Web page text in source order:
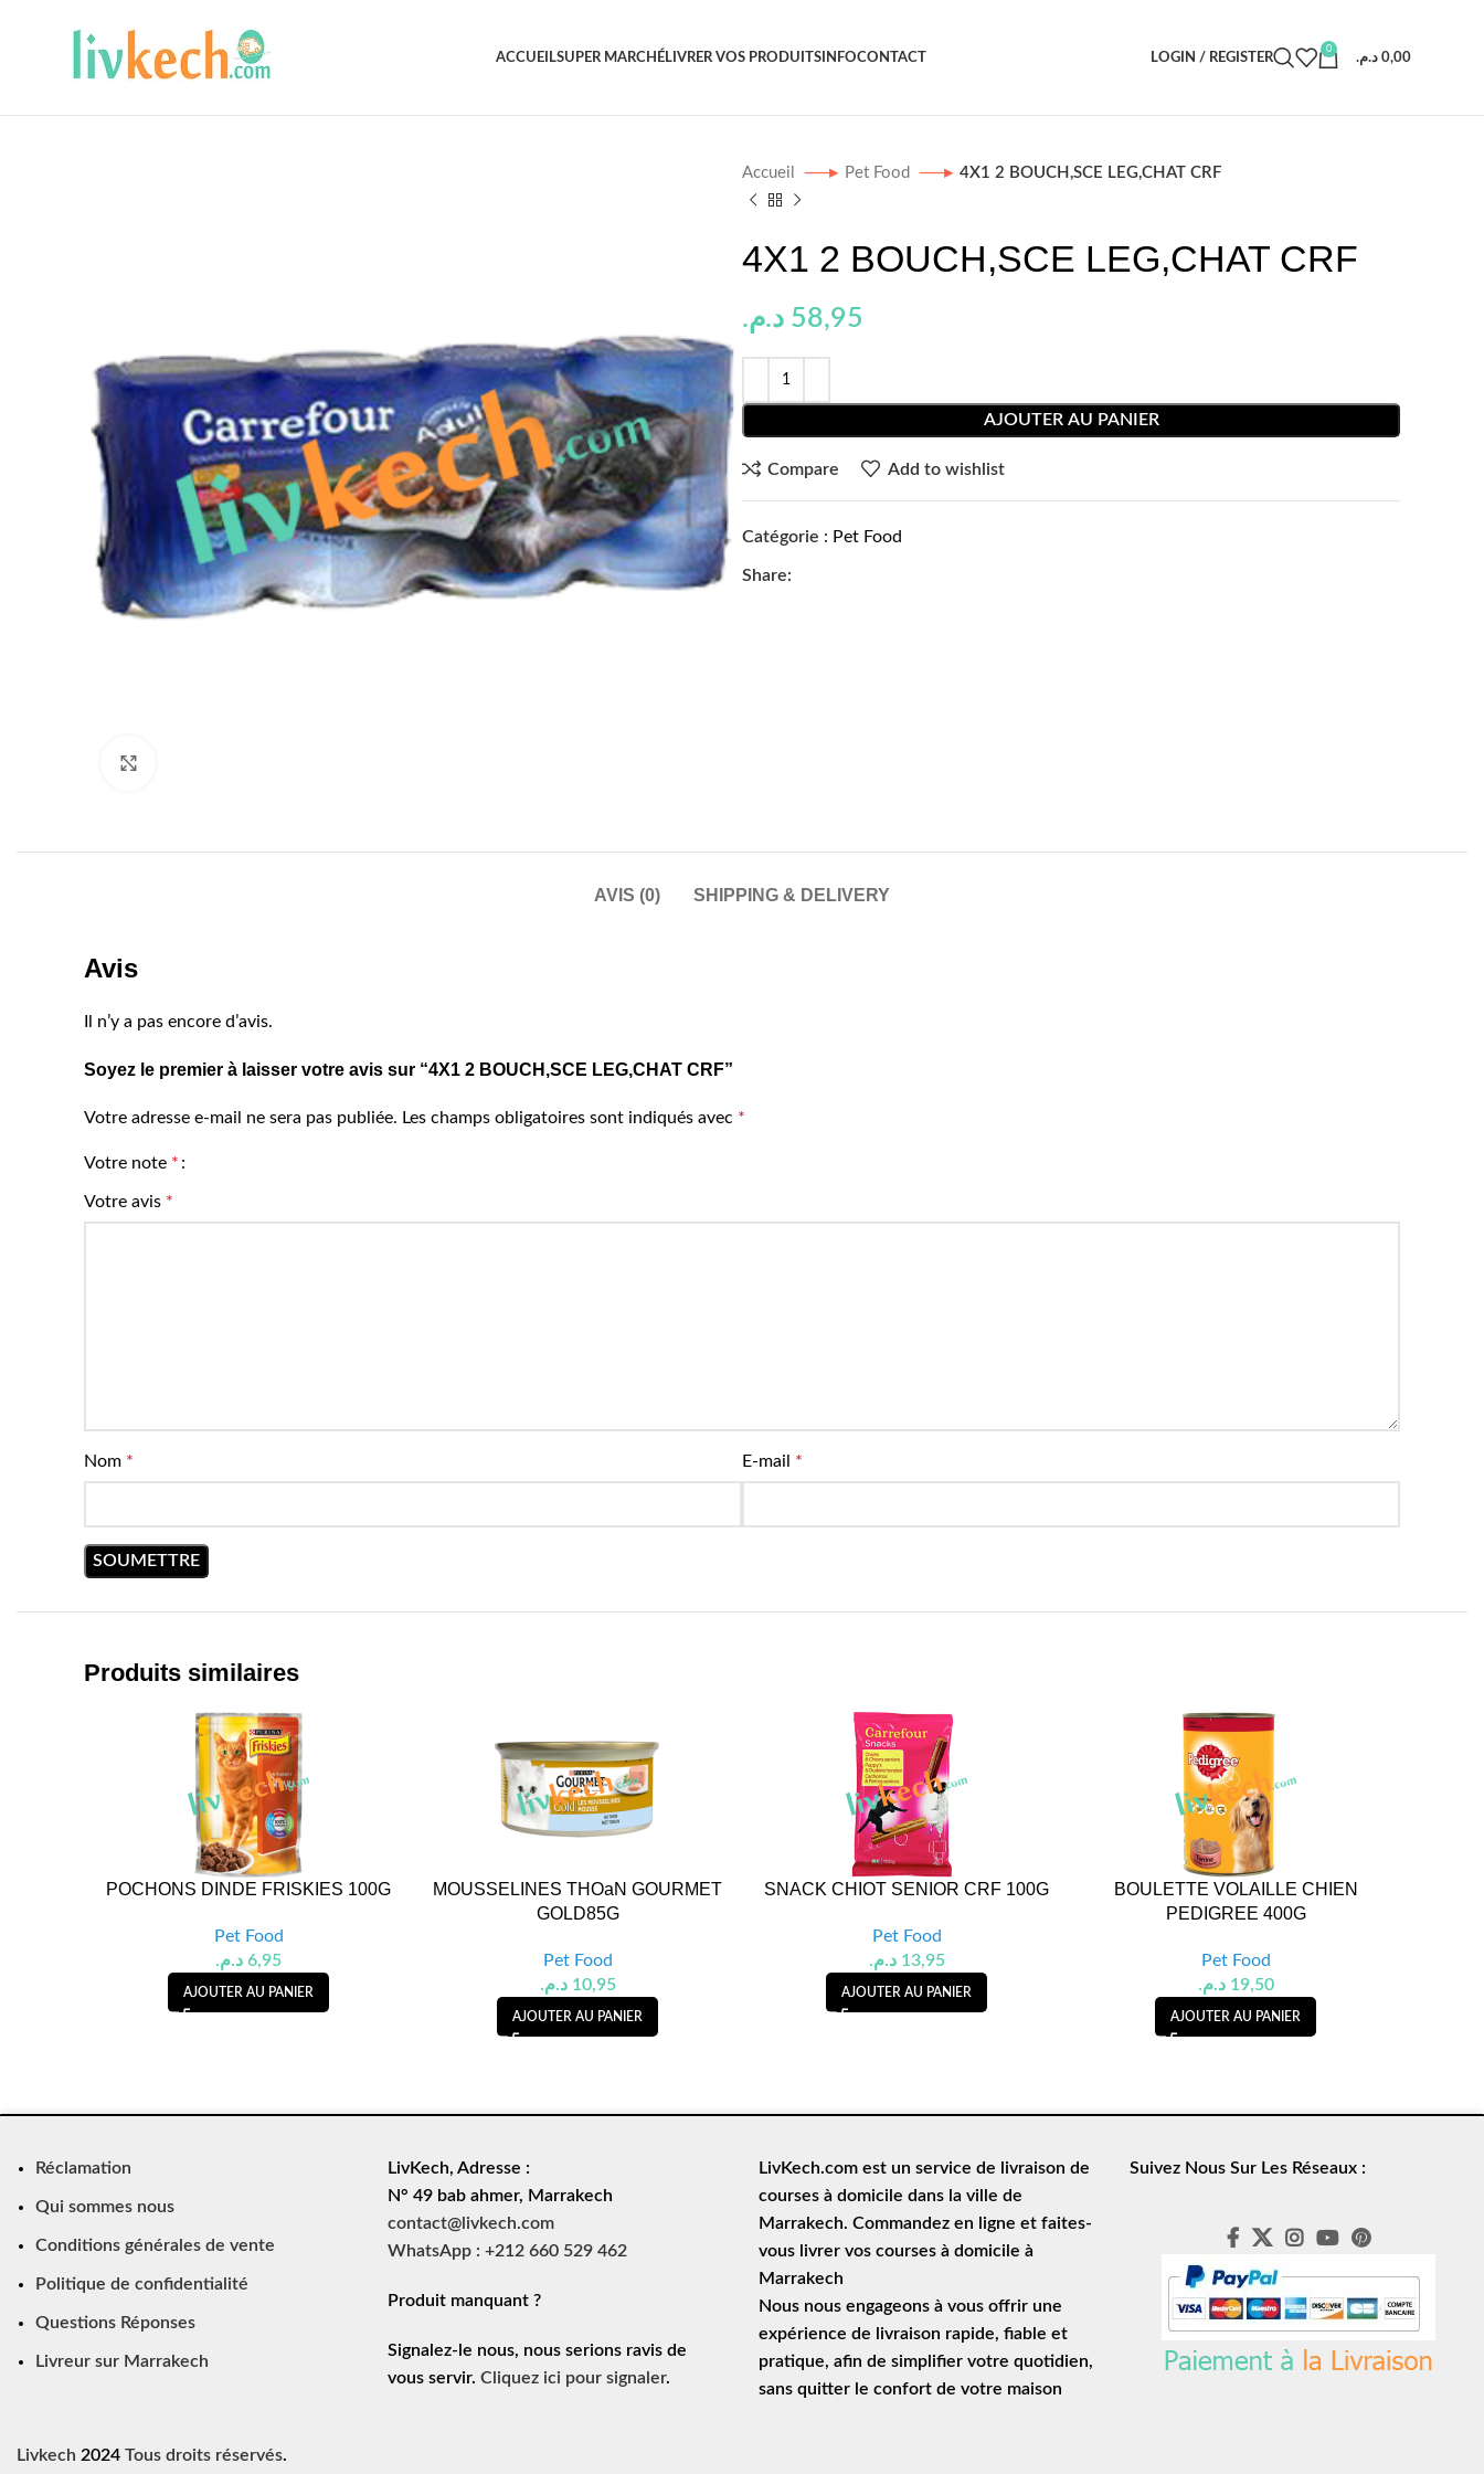
ACCUEILSUPER MARCHÉ LIVRER VOS PRODUITS INFOCONTACT LOGIN / REGISTER
0
0,00 د.م.
Accueil Pet Food 4X1 2 BOUCH,SCE LEG,CHAT CRF
4X1 2 BOUCH,SCE LEG,CHAT CRF
58,95 د.م.
AJOUTER AU PANIER
Compare Add to wishlist
Catégorie : Pet Food
Share:
AVIS (0) SHIPPING & DELIVERY
Avis
Il n’y a pas encore d’avis.
Soyez le premier à laisser votre avis sur “4X1 2 BOUCH,SCE LEG,CHAT CRF”
Votre adresse e-mail ne sera pas publiée. Les champs obligatoires sont indiqués avec *
Votre note *
Votre avis *
Nom * E-mail *
Produits similaires
POCHONS DINDE FRISKIES 100G
Pet Food
6,95 د.م.
AJOUTER AU PANIER
MOUSSELINES THOaN GOURMET
GOLD85G
Pet Food
10,95 د.م.
AJOUTER AU PANIER
SNACK CHIOT SENIOR CRF 100G
Pet Food
13,95 د.م.
AJOUTER AU PANIER
BOULETTE VOLAILLE CHIEN
PEDIGREE 400G
Pet Food
19,50 د.م.
AJOUTER AU PANIER
Réclamation
Qui sommes nous
Conditions générales de vente
Politique de confidentialité
Questions Réponses
Livreur sur Marrakech
LivKech, Adresse :
N° 49 bab ahmer, Marrakech
contact@livkech.com
WhatsApp : +212 660 529 462
Produit manquant ?
Signalez-le nous, nous serions ravis de
vous servir. Cliquez ici pour signaler.
LivKech.com est un service de
livraison de
courses à domicile dans la ville de
Marrakech. Commandez en ligne et faites-
vous livrer vos courses à domicile à
Marrakech
Nous nous engageons à vous offrir une
expérience de
livraison rapide, fiable et
pratique, afin de simplifier votre quotidien,
sans quitter le confort de votre maison
Suivez Nous Sur Les Réseaux :
Livkech 2024Tous droits réservés.